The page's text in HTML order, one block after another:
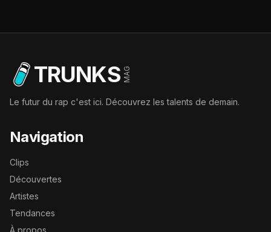
TRUNKS MAG
Le futur du rap c'est ici. Découvrez les talents de demain.
Navigation
Clips
Découvertes
Artistes
Tendances
À propos